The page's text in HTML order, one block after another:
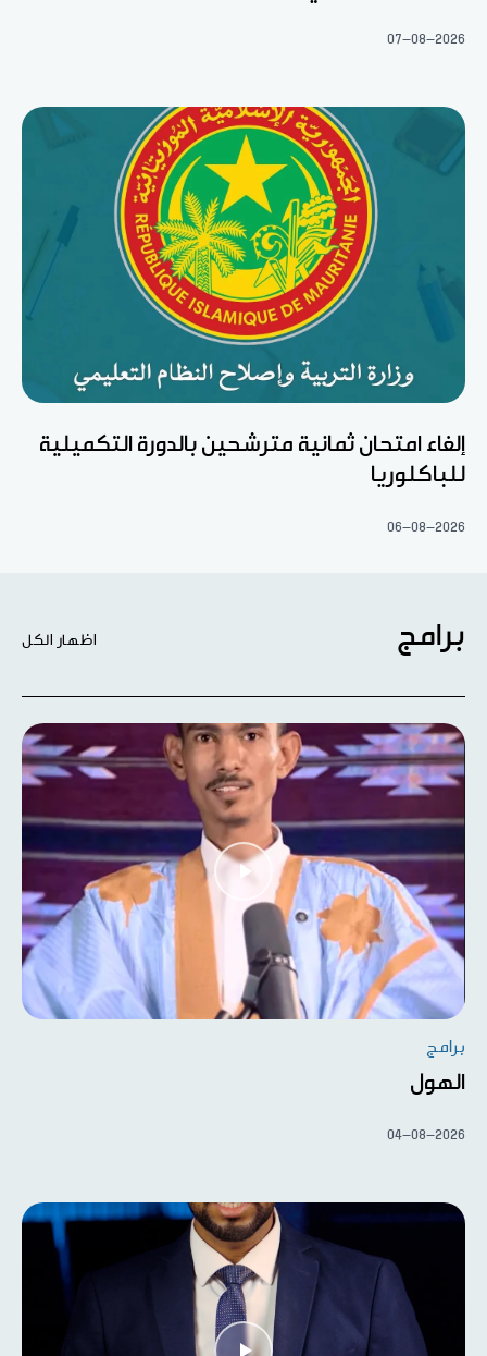
07-08-2026
إلغاء امتحان ثمانية مترشحين بالدورة التكميلية
للباكلوريا
06-08-2026
برامج اظهار الكل
برامج
الهول
04-08-2026